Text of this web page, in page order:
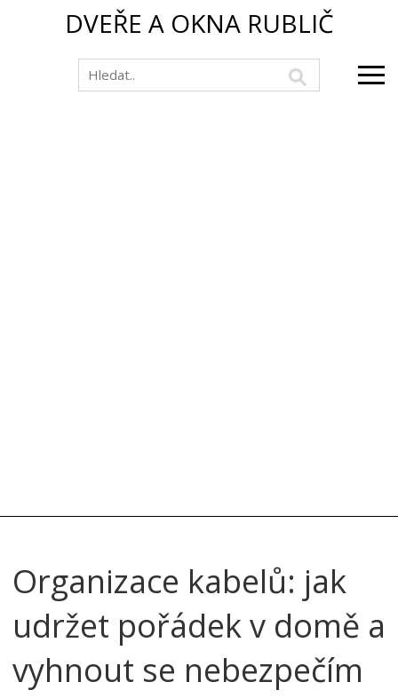
DVEŘE A OKNA RUBLIČ
Organizace kabelů: jak
udržet pořádek v domě a
vyhnout se nebezpečím